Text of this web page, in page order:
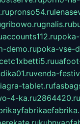
pronso54.ru
gribowo.rugnalis.ru
accounts112.ru
demo.rupoka-vse-
venda-
tablet.ru
4-ka.ru2864420.ru